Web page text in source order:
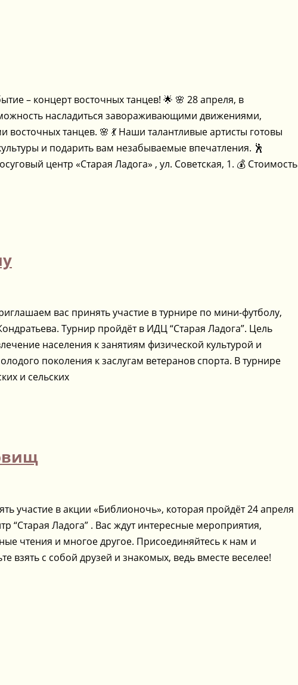
– концерт восточных танцев! 🌟 🌸 28 апреля, в
насладиться завораживающими движениями,
танцев. 🌸 💃 Наши талантливые артисты готовы
и подарить вам незабываемые впечатления. 🕺
центр «Старая Ладога» , ул. Советская, 1. 💰 Стоимость
вас принять участие в турнире по мини-футболу,
Турнир пройдёт в ИДЦ “Старая Ладога”. Цель
населения к занятиям физической культурой и
поколения к заслугам ветеранов спорта. В турнире
и сельских
участие в акции «Библионочь», которая пройдёт 24 апреля
Ладога” . Вас ждут интересные мероприятия,
чтения и многое другое. Присоединяйтесь к нам и
взять с собой друзей и знакомых, ведь вместе веселее!